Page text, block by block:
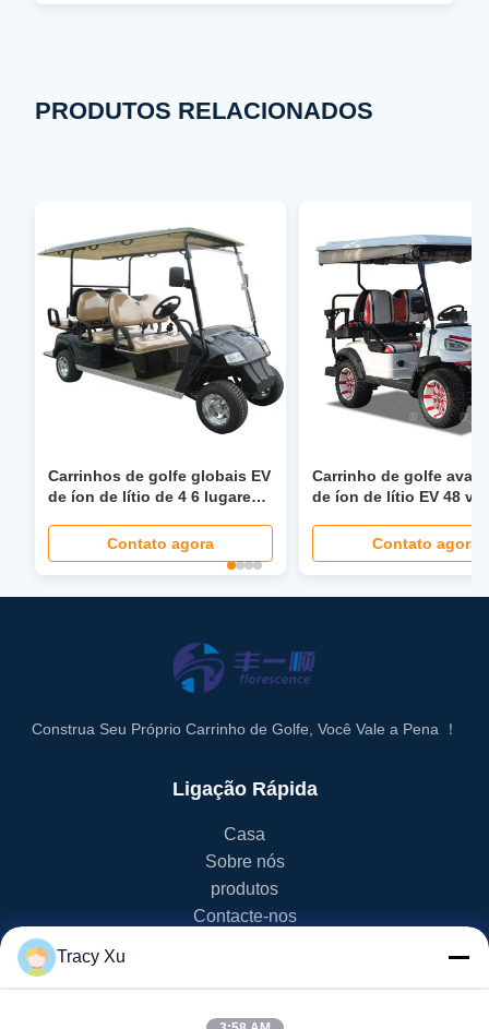
PRODUTOS RELACIONADOS
Carrinhos de golfe globais EV
de íon de lítio de 4 6 lugares
mph, assento dobrável, farol
LCD, tela LED
Contato agora
Carrinho de golfe
de íon de lítio EV 48
personalizadoContato agora
Construa Seu Próprio Carrinho de Golfe, Você Vale a Pena ！
Ligação Rápida
Casa
Sobre nós
produtos
Contacte-nos
Carrinho de golfe de EV
Tracy Xu